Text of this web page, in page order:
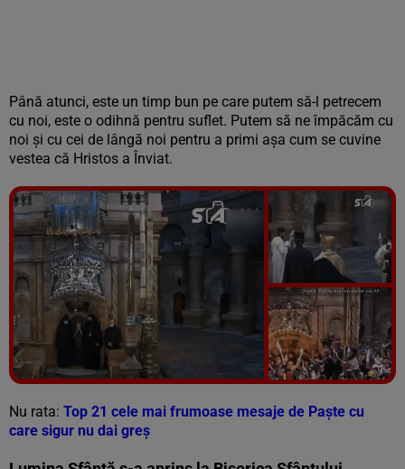
Până atunci, este un timp bun pe care putem să-l petrecem
cu noi, este o odihnă pentru suflet. Putem să ne împăcăm cu
noi și cu cei de lângă noi pentru a primi așa cum se cuvine
vestea că Hristos a Înviat.
Vezi galeria foto
5 poze
Nu rata: Top 21 cele mai frumoase mesaje de Paște cu
care sigur nu dai greș